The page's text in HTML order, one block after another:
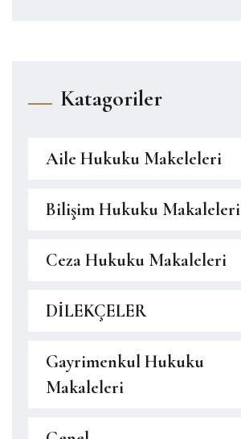
Katagoriler
Aile Hukuku Makeleleri
Bilişim Hukuku Makaleleri
Ceza Hukuku Makaleleri
DİLEKÇELER
Gayrimenkul Hukuku
Makaleleri